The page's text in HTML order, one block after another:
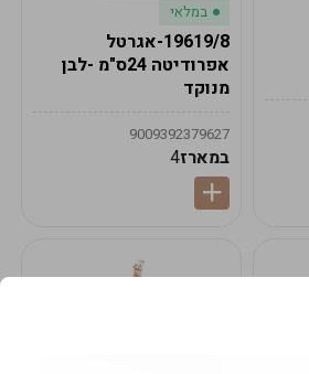
במלאי
19619/8-אגרטל
אפרודיטה 24ס"מ -לבן
מנוקד
9009392379627
במארז4